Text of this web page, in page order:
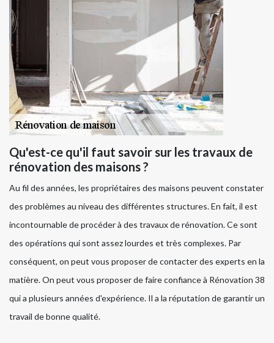
Qu'est-ce qu'il faut savoir sur les travaux de
rénovation des maisons ?
Au fil des années, les propriétaires des maisons peuvent constater
des problèmes au niveau des différentes structures. En fait, il est
incontournable de procéder à des travaux de rénovation. Ce sont
des opérations qui sont assez lourdes et très complexes. Par
conséquent, on peut vous proposer de contacter des experts en la
matière. On peut vous proposer de faire confiance à Rénovation 38
qui a plusieurs années d'expérience. Il a la réputation de garantir un
travail de bonne qualité.